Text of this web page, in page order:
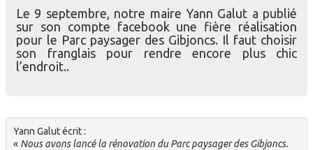
Culture
Médias
Dossiers
Le 9 septembre, notre maire Yann Galut a publié
sur son compte facebook une fière réalisation
pour le Parc paysager des Gibjoncs. Il faut choisir
son franglais pour rendre encore plus chic
l’endroit..
Yann Galut écrit :
« Nous avons lancé la rénovation du Parc paysager des Gibjoncs.